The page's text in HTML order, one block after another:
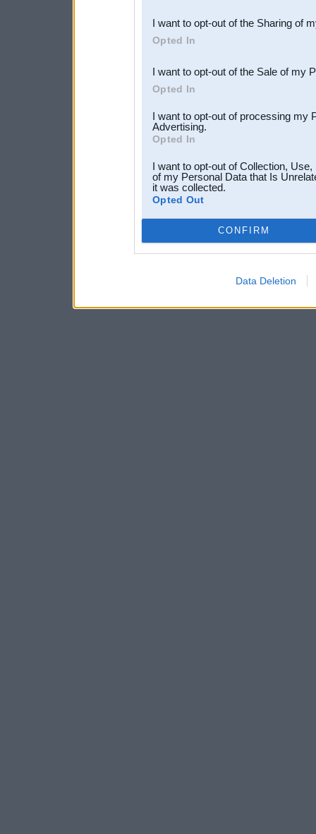
Downstream Participants
third parties.
I want to opt-out of the Sharing of
Opted In
I want to opt-out of the Sale of my
Opted In
I want to opt-out of processing my
Advertising.
Opted In
I want to opt-out of Collection,
of my Personal Data that Is
it was collected.
Opted Out
CONFIRM
Data Deletion